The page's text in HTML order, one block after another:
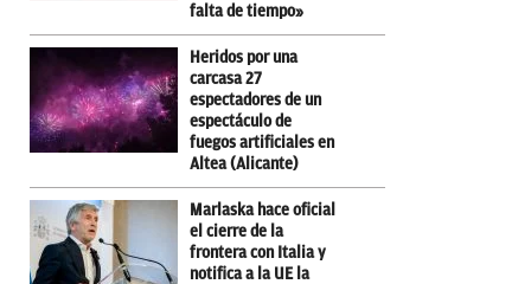
falta de tiempo»
Heridos por una
carcasa 27
espectadores de un
espectáculo de
fuegos artificiales en
Altea (Alicante)
Marlaska hace oficial
el cierre de la
frontera con Italia y
notifica a la UE la